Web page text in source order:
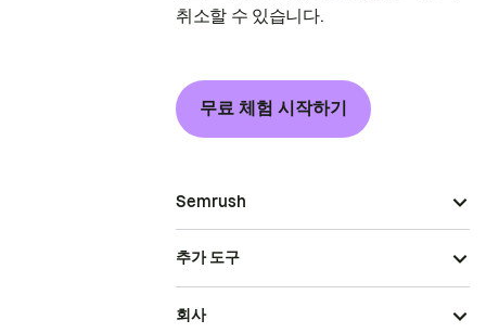
취소할 수 있습니다.
무료 체험 시작하기
Semrush
추가 도구
회사